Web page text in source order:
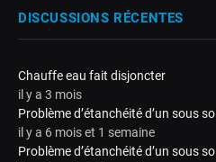
DISCUSSIONS RÉCENTES
Chauffe eau fait disjoncter
il y a 3 mois
Problème d’étanchéité d’un sous sol
il y a 6 mois et 1 semaine
Problème d’étanchéité d’un sous sol